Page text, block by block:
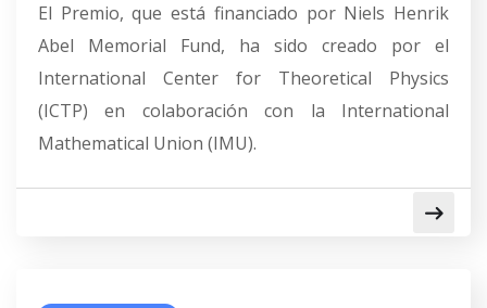
El Premio, que está financiado por Niels Henrik
Abel Memorial Fund, ha sido creado por el
International Center for Theoretical Physics
(ICTP) en colaboración con la International
Mathematical Union (IMU).